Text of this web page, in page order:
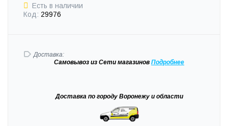
Есть в наличии
Код: 29976
Доставка:
Самовывоз из Сети магазинов Подробнее
Доставка по городу Воронежу и области